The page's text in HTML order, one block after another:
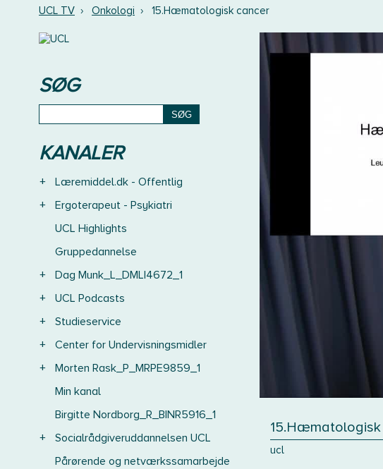
UCL TV › Onkologi › 15.Hæmatologisk cancer
SØG
KANALER
+
Læremiddel.dk - Offentlig
+
Ergoterapeut - Psykiatri
UCL Highlights
Gruppedannelse
+
Dag Munk_L_DMLI4672_1
+
UCL Podcasts
+
Studieservice
+
Center for Undervisningsmidler
+
Morten Rask_P_MRPE9859_1
Min kanal
Birgitte Nordborg_R_BINR5916_1
+
Socialrådgiveruddannelsen UCL
Pårørende og netværkssamarbejde
ucl